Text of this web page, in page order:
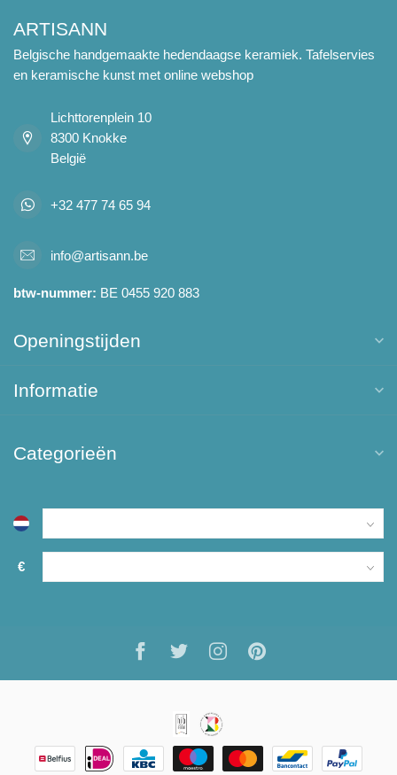
ARTISANN
Belgische handgemaakte hedendaagse keramiek. Tafelservies
en keramische kunst met online webshop
Lichttorenplein 10
8300 Knokke
België
+32 477 74 65 94
info@artisann.be
btw-nummer: BE 0455 920 883
Openingstijden
Informatie
Categorieën
€